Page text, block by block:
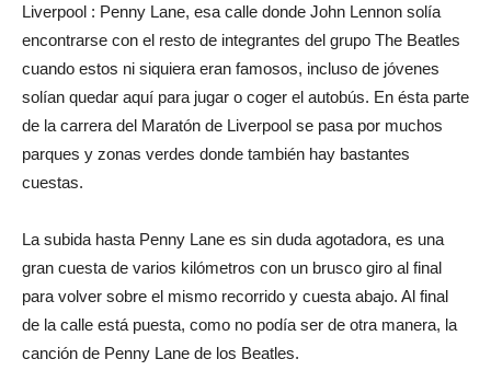
Liverpool : Penny Lane, esa calle donde John Lennon solía
encontrarse con el resto de integrantes del grupo The Beatles
cuando estos ni siquiera eran famosos, incluso de jóvenes
solían quedar aquí para jugar o coger el autobús. En ésta parte
de la carrera del Maratón de Liverpool se pasa por muchos
parques y zonas verdes donde también hay bastantes
cuestas.
La subida hasta Penny Lane es sin duda agotadora, es una
gran cuesta de varios kilómetros con un brusco giro al final
para volver sobre el mismo recorrido y cuesta abajo. Al final
de la calle está puesta, como no podía ser de otra manera, la
canción de Penny Lane de los Beatles.